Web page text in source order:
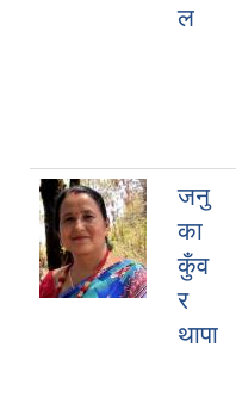
ल
जनु
का
कुँव
र
थापा